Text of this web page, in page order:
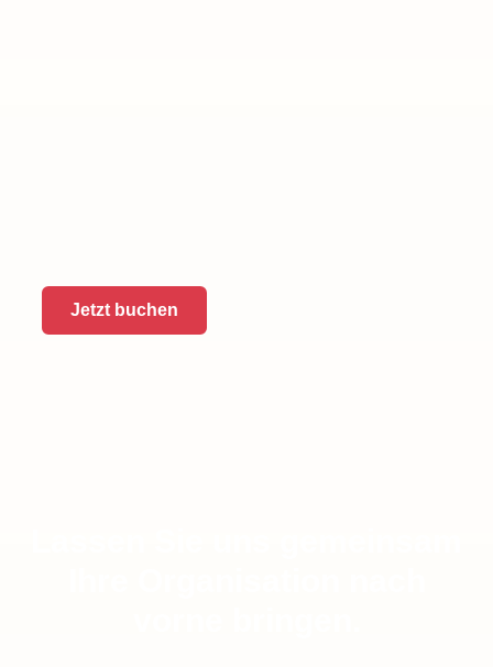
Jetzt buchen